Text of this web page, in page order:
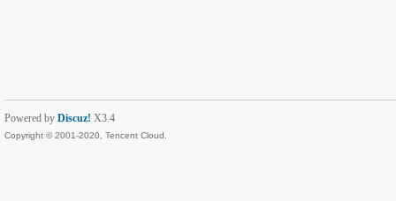
Powered by Discuz! X3.4
Copyright © 2001-2020, Tencent Cloud.